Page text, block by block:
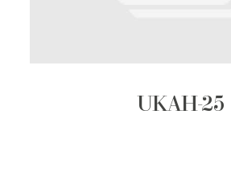
UKAH-25